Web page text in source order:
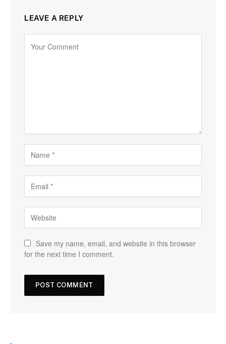
LEAVE A REPLY
Save my name, email, and website in this browser
for the next time I comment.